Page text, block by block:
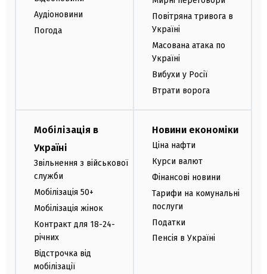
Аудіоновини
Погода
Повітряна тривога в
Україні
Масована атака по
Україні
Вибухи у Росії
Втрати ворога
Мобілізація в
Україні
Звільнення з військової
служби
Мобілізація 50+
Мобілізація жінок
Контракт для 18-24-
річних
Відстрочка від
мобілізації
Новини економіки
Ціна нафти
Курси валют
Фінансові новини
Тарифи на комунальні
послуги
Податки
Пенсія в Україні